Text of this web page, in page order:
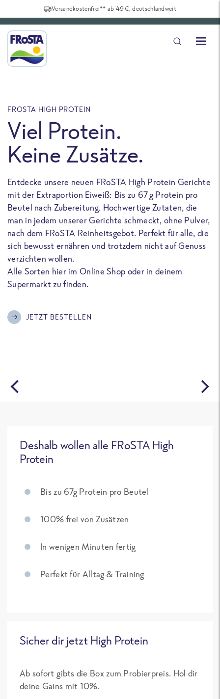
Versandkostenfrei** ab 49€, deutschlandweit
FROSTA HIGH PROTEIN
Viel Protein.
Keine Zusätze.
Entdecke unsere neuen FRoSTA High Protein Gerichte
mit der Extraportion Eiweiß: Bis zu 67 g Protein pro
Beutel nach Zubereitung. Hochwertige Zutaten, die
man in jedem unserer Gerichte schmeckt, ohne Pulver,
nach dem FRoSTA Reinheitsgebot. Perfekt für alle, die
sich bewusst ernähren und trotzdem nicht auf Genuss
verzichten wollen.
Alle Sorten hier im Online Shop oder in deinem
Supermarkt zu finden.
JETZT BESTELLEN
Deshalb wollen alle FRoSTA High
Protein
Bis zu 67g Protein pro Beutel
100% frei von Zusätzen
In wenigen Minuten fertig
Perfekt für Alltag & Training
Sicher dir jetzt High Protein
Ab sofort gibts die Box zum Probierpreis. Hol dir
deine Gains mit 10%.